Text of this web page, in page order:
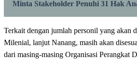
Minta Stakeholder Penuhi 31 Hak
Terkait dengan jumlah personil yang akan
Milenial, lanjut Nanang, masih akan
dari masing-masing Organisasi Perangkat